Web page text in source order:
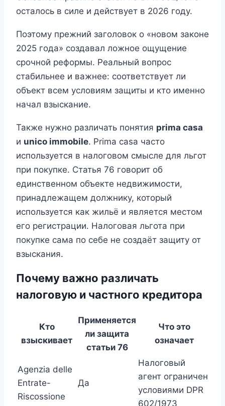
осталось в силе и действует в 2026 году.
Поэтому прежний заголовок о «новом законе
2025 года» создавал ложное ощущение
срочной реформы. Реальный вопрос
стабильнее и важнее: соответствует ли
объект всем условиям защиты и кто именно
начал взыскание.
Также нужно различать понятия prima casa
и unico immobile. Prima casa часто
используется в налоговом смысле для льгот
при покупке. Статья 76 говорит об
единственном объекте недвижимости,
принадлежащем должнику, который
используется как жильё и является местом
его регистрации. Налоговая льгота при
покупке сама по себе не создаёт защиту от
взыскания.
Почему важно различать
налоговую и частного кредитора
Кто
взыскивает
Применяется
ли защита
статьи 76
Что это
означает
Agenzia delle
Entrate-
Riscossione
Да
Налоговый
агент ограничен
условиями DPR
602/1973